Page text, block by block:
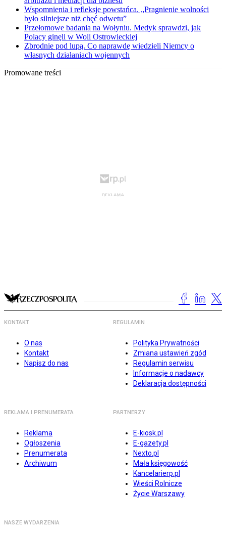
Wspomnienia i refleksje powstańca. „Pragnienie wolności
było silniejsze niż chęć odwetu”
Przełomowe badania na Wołyniu. Medyk sprawdzi, jak
Polacy ginęli w Woli Ostrowieckiej
Zbrodnie pod lupą. Co naprawdę wiedzieli Niemcy o
własnych działaniach wojennych
Promowane treści
KONTAKT
O nas
Kontakt
Napisz do nas
REGULAMIN
Polityka Prywatności
Zmiana ustawień zgód
Regulamin serwisu
Informacje o nadawcy
Deklaracja dostępności
REKLAMA I PRENUMERATA
Reklama
Ogłoszenia
Prenumerata
Archiwum
PARTNERZY
E-kiosk.pl
E-gazety.pl
Nexto.pl
Mała księgowość
Kancelarierp.pl
Wieści Rolnicze
Życie Warszawy
NASZE WYDARZENIA